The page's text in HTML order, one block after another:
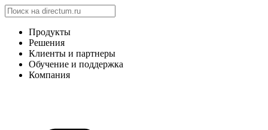
Продукты
Решения
Клиенты и партнеры
Обучение и поддержка
Компания